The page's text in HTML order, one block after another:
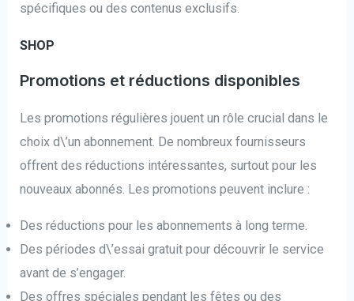
spécifiques ou des contenus exclusifs.
SHOP
Promotions et réductions disponibles
Les promotions régulières jouent un rôle crucial dans le
choix d\’un abonnement. De nombreux fournisseurs
offrent des réductions intéressantes, surtout pour les
nouveaux abonnés. Les promotions peuvent inclure :
Des réductions pour les abonnements à long terme.
Des périodes d\’essai gratuit pour découvrir le service
avant de s’engager.
Des offres spéciales pendant les fêtes ou des